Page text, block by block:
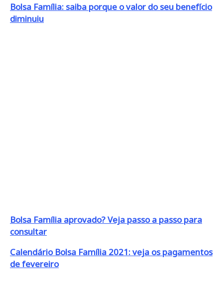
Bolsa Família: saiba porque o valor do seu benefício
diminuiu
Bolsa Família aprovado? Veja passo a passo para
consultar
Calendário Bolsa Família 2021: veja os pagamentos
de fevereiro